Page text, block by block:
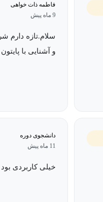
فاطمه ذات خواهی
9 ماه پیش
سلام.تازه دارم
و آشنایی با
دانشجوی دوره
11 ماه پیش
خیلی کاربردی بود